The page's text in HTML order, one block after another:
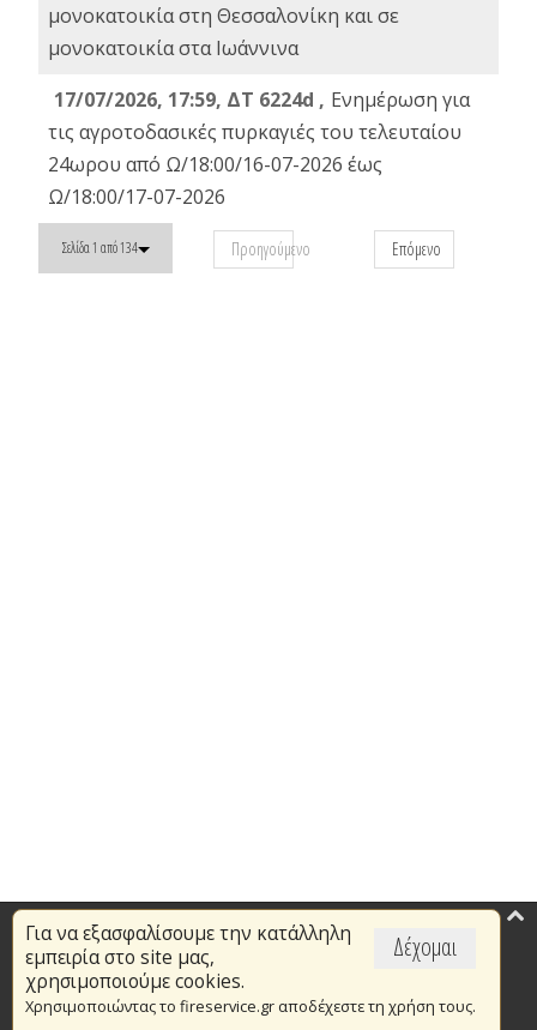
μονοκατοικία στη Θεσσαλονίκη και σε
μονοκατοικία στα Ιωάννινα
17/07/2026, 17:59, ΔΤ 6224d , Ενημέρωση για
τις αγροτοδασικές πυρκαγιές του τελευταίου
24ωρου από Ω/18:00/16-07-2026 έως
Ω/18:00/17-07-2026
Σελίδα 1 από 134 Προηγούμενο Επόμενο
Δέχομαι
Για να εξασφαλίσουμε την κατάλληλη
εμπειρία στο site μας,
χρησιμοποιούμε cookies.
Χρησιμοποιώντας το fireservice.gr αποδέχεστε τη χρήση τους.
Επικαιρότητα
Το Πυροσβεστικό Σώμα